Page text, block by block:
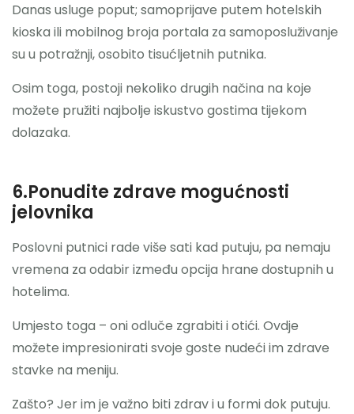
Danas usluge poput; samoprijave putem hotelskih
kioska ili mobilnog broja portala za samoposluživanje
su u potražnji, osobito tisućljetnih putnika.
Osim toga, postoji nekoliko drugih načina na koje
možete pružiti najbolje iskustvo gostima tijekom
dolazaka.
6.Ponudite zdrave mogućnosti
jelovnika
Poslovni putnici rade više sati kad putuju, pa nemaju
vremena za odabir između opcija hrane dostupnih u
hotelima.
Umjesto toga – oni odluče zgrabiti i otići. Ovdje
možete impresionirati svoje goste nudeći im zdrave
stavke na meniju.
Zašto? Jer im je važno biti zdrav i u formi dok putuju.